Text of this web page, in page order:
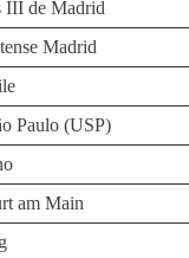
III de Madrid
Madrid
Paulo (USP)
am Main